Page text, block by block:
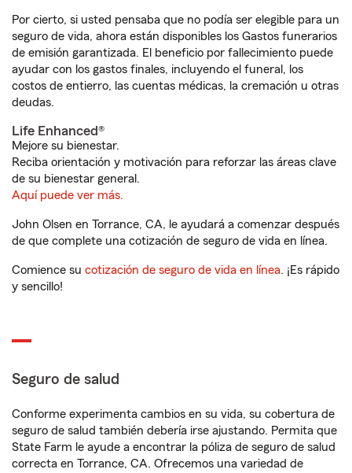
Por cierto, si usted pensaba que no podía ser elegible para un
seguro de vida, ahora están disponibles los Gastos funerarios
de emisión garantizada. El beneficio por fallecimiento puede
ayudar con los gastos finales, incluyendo el funeral, los
costos de entierro, las cuentas médicas, la cremación u otras
deudas.
Life Enhanced®
Mejore su bienestar.
Reciba orientación y motivación para reforzar las áreas clave
de su bienestar general.
Aquí puede ver más.
John Olsen en Torrance, CA, le ayudará a comenzar después
de que complete una cotización de seguro de vida en línea.
Comience su cotización de seguro de vida en línea. ¡Es rápido
y sencillo!
Seguro de salud
Conforme experimenta cambios en su vida, su cobertura de
seguro de salud también debería irse ajustando. Permita que
State Farm le ayude a encontrar la póliza de seguro de salud
correcta en Torrance, CA. Ofrecemos una variedad de